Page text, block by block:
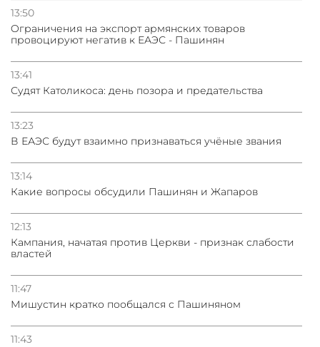
13:50
Oграничения на экспорт армянских товаров
провоцируют негатив к ЕАЭС - Пашинян
13:41
Судят Католикоса: день позора и предательства
13:23
В ЕАЭС будут взаимно признаваться учёные звания
13:14
Какие вопросы обсудили Пашинян и Жапаров
12:13
Кампания, начатая против Церкви - признак слабости
властей
11:47
Мишустин кратко пообщался с Пашиняном
11:43